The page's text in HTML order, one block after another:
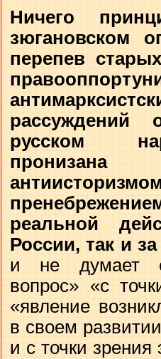
Ничего
зюгановском
перепев
русском
реальной
России, так и
и не думает
вопрос» «с
«явление
в своем
и с точки зрения